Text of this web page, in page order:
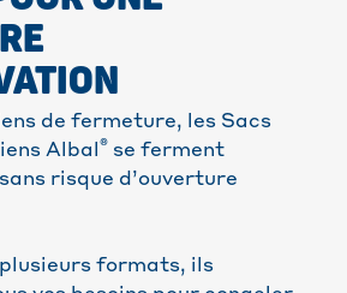
de fermeture, les Sacs
Albal ® se ferment
risque d’ouverture
plusieurs formats, ils